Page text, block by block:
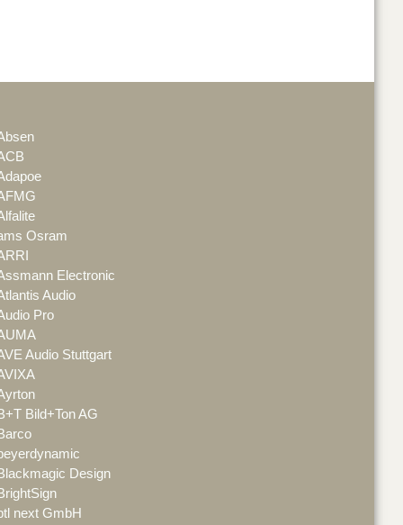
Osram
Electronic
Audio
Pro
Audio Stuttgart
Bild+Ton AG
Design
next GmbH